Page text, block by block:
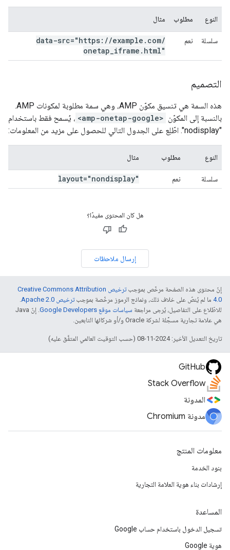
النوع مطلوب مثال
سلسلة نعم data-src="https: //example . com/
onetap iframe . html"
التصميم
هذه السمة هي تنسيق مكوّن AMP، وهي سمة مطلوبة لمكونات AMP.
بالنسبة إلى المكوّن <amp-onetap-google> ، يُسمح فقط باستخدام
"nodisplay". اطّلِع على الجدول التالي للحصول على مزيد من المعلومات:
النوع مطلوب مثال
سلسلة نعم layout="nondisplay"
هل كان المحتوى مفيدًا؟
إرسال ملاحظات
إنّ محتوى هذه الصفحة مرخّص بموجب
ترخيص Creative Commons Attribution
4.0‏ ما لم يُنصّ على خلاف ذلك، ونماذج الرموز مرخّصة بموجبترخيص Apache 2.0‏
.
للاطّلاع على التفاصيل، يُرجى مراجعة سياسات موقع Google Developers‏
. إنّ Java
هي علامة تجارية مسجَّلة لشركة Oracle و/أو شركائها التابعين.
تاريخ التعديل الأخير: 2024-11-08 (حسب التوقيت العالمي المتفَّق عليه)
GitHub
Stack Overflow
المدونة
مدونة Chromium
معلومات المنتج
بنود الخدمة
إرشادات بناء هوية العلامة التجارية
المساعدة
تسجيل الدخول باستخدام حساب Google
هوية Google